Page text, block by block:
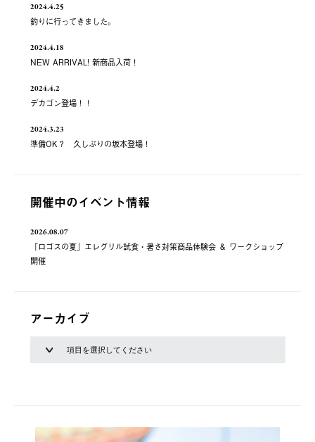
2024.4.25
釣りに行ってきました。
2024.4.18
NEW ARRIVAL! 新商品入荷！
2024.4.2
デカゴン登場！！
2024.3.23
準備OK？ 久しぶりの坂本登場！
開催中のイベント情報
2026.08.07
「ロゴスの夏」エレグリル試食・暑さ対策商品体験会 ＆ ワークショップ
開催
アーカイブ